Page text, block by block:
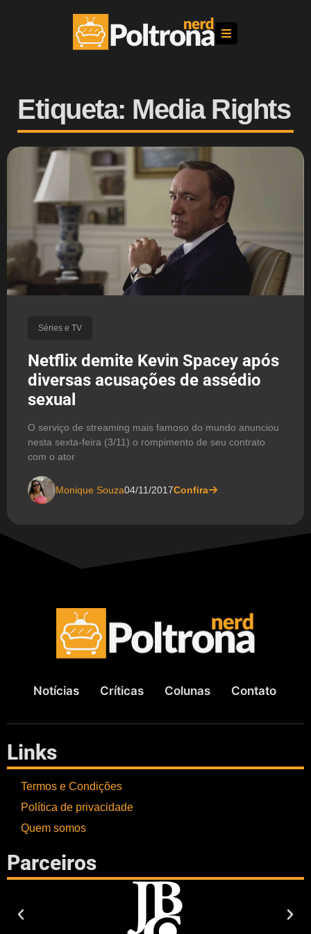
Etiqueta: Media Rights
Séries e TV
Netflix demite Kevin Spacey após
diversas acusações de assédio
sexual
O serviço de streaming mais famoso do mundo anunciou
nesta sexta-feira (3/11) o rompimento de seu contrato
com o ator
Monique Souza04/11/2017Confira
Notícias Críticas Colunas Contato
Links
Termos e Condições
Política de privacidade
Quem somos
Parceiros